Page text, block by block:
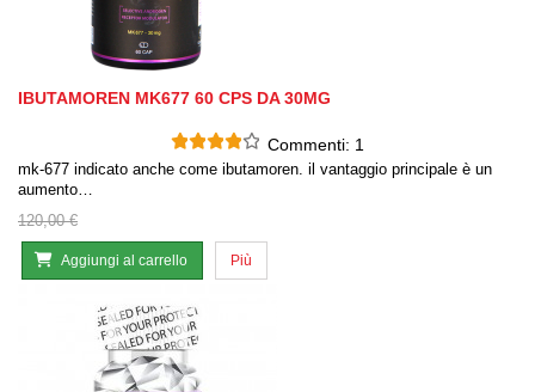
IBUTAMOREN MK677 60 CPS DA 30MG
Commenti: 1
mk-677 indicato anche come ibutamoren. il vantaggio principale è un
aumento…
120,00 €
Aggiungi al carrello Più